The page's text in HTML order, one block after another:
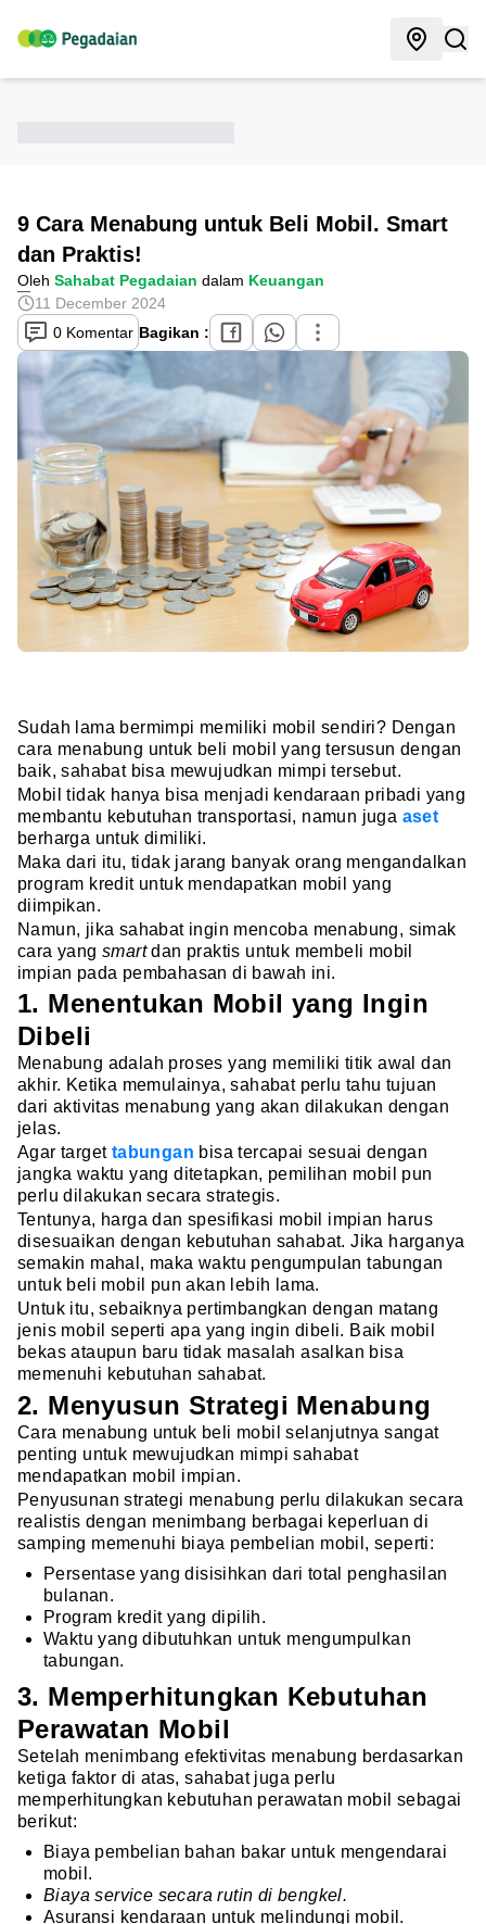
9 Cara Menabung untuk Beli Mobil. Smart
dan Praktis!
Oleh Sahabat Pegadaian dalam Keuangan
11 December 2024
0 Komentar Bagikan :
Sudah lama bermimpi memiliki mobil sendiri? Dengan
cara menabung untuk beli mobil yang tersusun dengan
baik, sahabat bisa mewujudkan mimpi tersebut.
Mobil tidak hanya bisa menjadi kendaraan pribadi yang
membantu kebutuhan transportasi, namun juga aset
berharga untuk dimiliki.
Maka dari itu, tidak jarang banyak orang mengandalkan
program kredit untuk mendapatkan mobil yang
diimpikan.
Namun, jika sahabat ingin mencoba menabung, simak
cara yangsmartdan praktis untuk membeli mobil
impian pada pembahasan di bawah ini.
1. Menentukan Mobil yang Ingin
Dibeli
Menabung adalah proses yang memiliki titik awal dan
akhir. Ketika memulainya, sahabat perlu tahu tujuan
dari aktivitas menabung yang akan dilakukan dengan
jelas.
Agar target tabungan bisa tercapai sesuai dengan
jangka waktu yang ditetapkan, pemilihan mobil pun
perlu dilakukan secara strategis.
Tentunya, harga dan spesifikasi mobil impian harus
disesuaikan dengan kebutuhan sahabat. Jika harganya
semakin mahal, maka waktu pengumpulan tabungan
untuk beli mobil pun akan lebih lama.
Untuk itu, sebaiknya pertimbangkan dengan matang
jenis mobil seperti apa yang ingin dibeli. Baik mobil
bekas ataupun baru tidak masalah asalkan bisa
memenuhi kebutuhan sahabat.
2. Menyusun Strategi Menabung
Cara menabung untuk beli mobil selanjutnya sangat
penting untuk mewujudkan mimpi sahabat
mendapatkan mobil impian.
Penyusunan strategi menabung perlu dilakukan secara
realistis dengan menimbang berbagai keperluan di
samping memenuhi biaya pembelian mobil, seperti:
Persentase yang disisihkan dari total penghasilan
bulanan.
Program kredit yang dipilih.
Waktu yang dibutuhkan untuk mengumpulkan
tabungan.
3. Memperhitungkan Kebutuhan
Perawatan Mobil
Setelah menimbang efektivitas menabung berdasarkan
ketiga faktor di atas, sahabat juga perlu
memperhitungkan kebutuhan perawatan mobil sebagai
berikut:
Biaya pembelian bahan bakar untuk mengendarai
mobil.
Biaya service secara rutin di bengkel.
Asuransi kendaraan untuk melindungi mobil.